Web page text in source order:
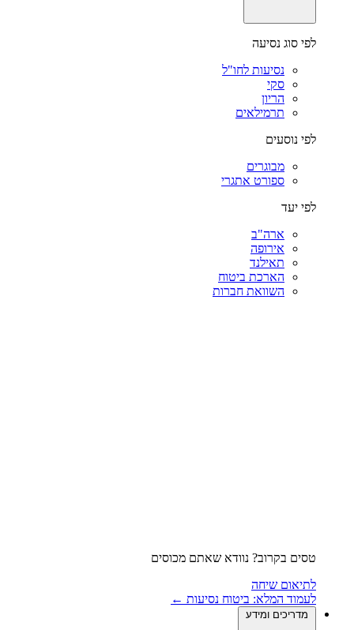
לפי סוג נסיעה
נסיעות לחו"ל
סקי
הריון
תרמילאים
לפי נוסעים
מבוגרים
ספורט אתגרי
לפי יעד
ארה"ב
אירופה
תאילנד
הארכת ביטוח
השוואת חברות
טסים בקרוב? נוודא שאתם מכוסים
לתיאום שיחה
לעמוד המלא: ביטוח נסיעות ←
מדריכים ומידע